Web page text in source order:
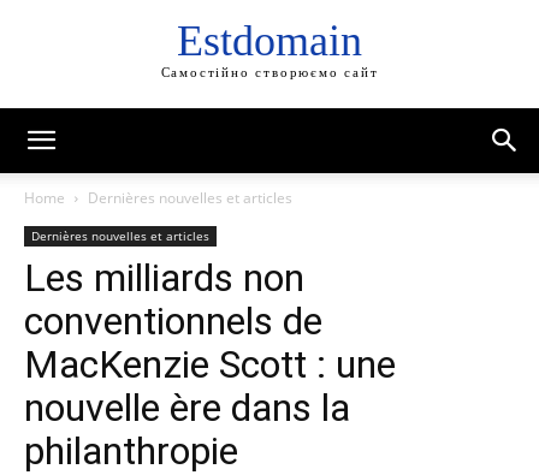
Estdomain
Самостійно створюємо сайт
Home Dernières nouvelles et articles
Dernières nouvelles et articles
Les milliards non
conventionnels de
MacKenzie Scott : une
nouvelle ère dans la
philanthropie